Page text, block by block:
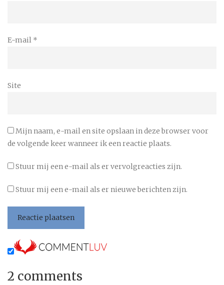
E-mail *
Site
Mijn naam, e-mail en site opslaan in deze browser voor
de volgende keer wanneer ik een reactie plaats.
Stuur mij een e-mail als er vervolgreacties zijn.
Stuur mij een e-mail als er nieuwe berichten zijn.
2 comments